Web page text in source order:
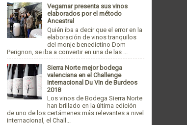
Vegamar presenta sus vinos
elaborados por el método
Ancestral
Quién iba a decir que el error en la
elaboración de vinos tranquilos
del monje benedictino Dom
Perignon, se iba a convertir en una de las ...
Sierra Norte mejor bodega
valenciana en el Challenge
Internacional Du Vin de Burdeos
2018
Los vinos de Bodega Sierra Norte
han brillado en la última edición
de uno de los certámenes más relevantes a nivel
internacional, el Chall...